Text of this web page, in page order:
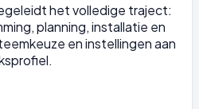
het volledige traject:
planning, installatie en
en instellingen aan